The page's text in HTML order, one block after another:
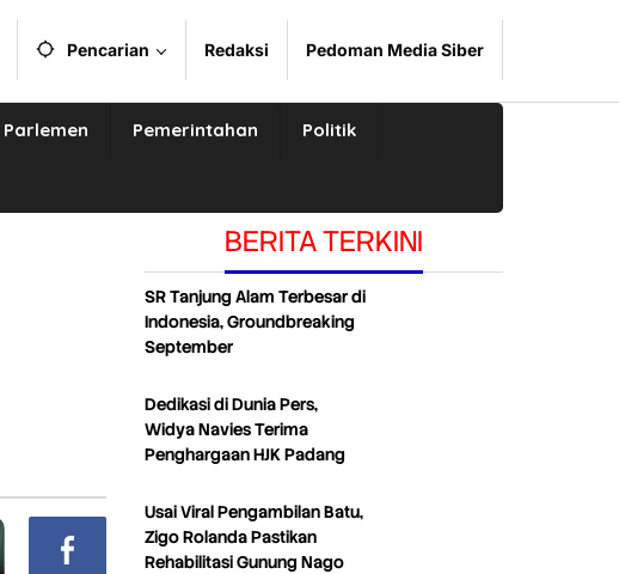
Pencarian Redaksi Pedoman Media Siber
Parlemen Pemerintahan Politik
BERITA TERKINI
SR Tanjung Alam Terbesar di
Indonesia, Groundbreaking
September
Dedikasi di Dunia Pers,
Widya Navies Terima
Penghargaan HJK Padang
Usai Viral Pengambilan Batu,
Zigo Rolanda Pastikan
Rehabilitasi Gunung Nago